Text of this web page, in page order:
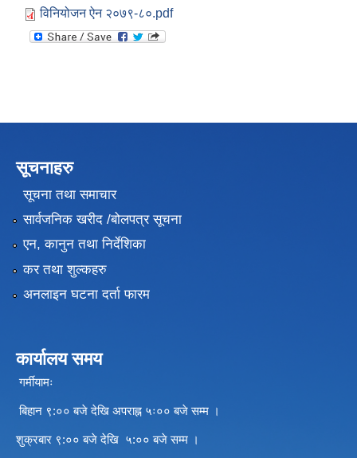
विनियोजन ऐन २०७९-८०.pdf
सूचनाहरु
सूचना तथा समाचार
सार्वजनिक खरीद /बोलपत्र सूचना
एन, कानुन तथा निर्देशिका
कर तथा शुल्कहरु
अनलाइन घटना दर्ता फारम
कार्यालय समय
गर्मीयामः
बिहान ९:०० बजे देखि अपराह्न ५ः०० बजे सम्म ।
शुक्रबार ९:०० बजे देखि ५:०० बजे सम्म ।